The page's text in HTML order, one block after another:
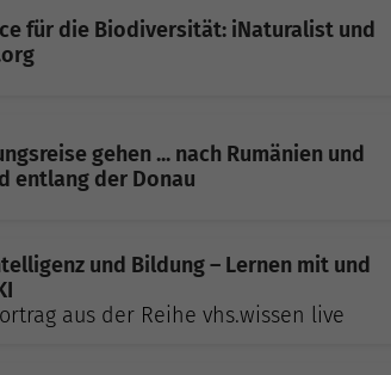
für die Biodiversität: iNaturalist und
gehen ... nach Rumänien und
entlang der Donau
und Bildung – Lernen mit und
aus der Reihe vhs.wissen live